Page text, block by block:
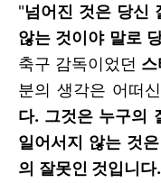
"넘어진 것은 당신
않는 것이야 말로
축구 감독이었던
분의 생각은 어떠
다. 그것은 누구의
일어서지 않는 것
의 잘못인 것입니다.